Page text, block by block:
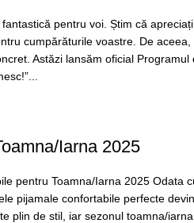
pentru voi. Știm că
cumpărăturile voastre. De
Astăzi lansăm oficial Programul
Iarna 2025
pentru Toamna/Iarna 2025 Odata
pijamale confortabile perfecte
plin de stil, iar sezonul toamna/